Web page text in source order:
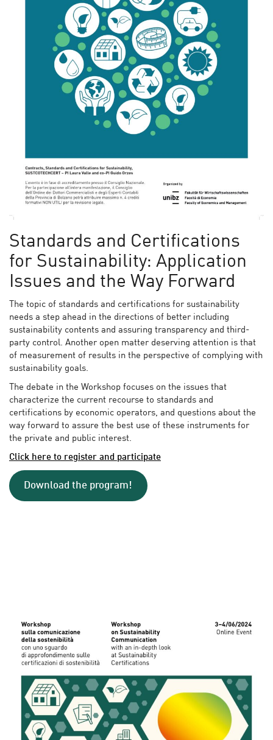
Standards and Certifications
for Sustainability: Application
Issues and the Way Forward
The topic of standards and certifications for sustainability
needs a step ahead in the directions of better including
sustainability contents and assuring transparency and third-
party control. Another open matter deserving attention is that
of measurement of results in the perspective of complying with
sustainability goals.
The debate in the Workshop focuses on the issues that
characterize the current recourse to standards and
certifications by economic operators, and questions about the
way forward to assure the best use of these instruments for
the private and public interest.
Click here to register and participate
Download the program!